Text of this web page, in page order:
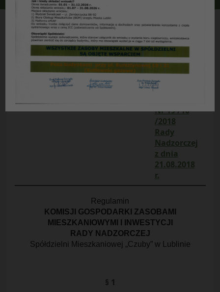
Załącznik
Nr 2
do
Nr 19 /10
/2018
Rady
Nadzorczej
z dnia
21.08.2018
r.
Regulamin
KOMISJI GOSPODARKI ZASOBAMI
MIESZKANIOWYMI I INWESTYCJI
RADY NADZORCZEJ
Spółdzielni Mieszkaniowej „Czuby” w Lublinie
§ 1